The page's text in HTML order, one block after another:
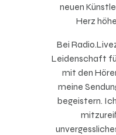
neuen
Herz
Bei
Leidenschaft
mit den
meine
begeistern.